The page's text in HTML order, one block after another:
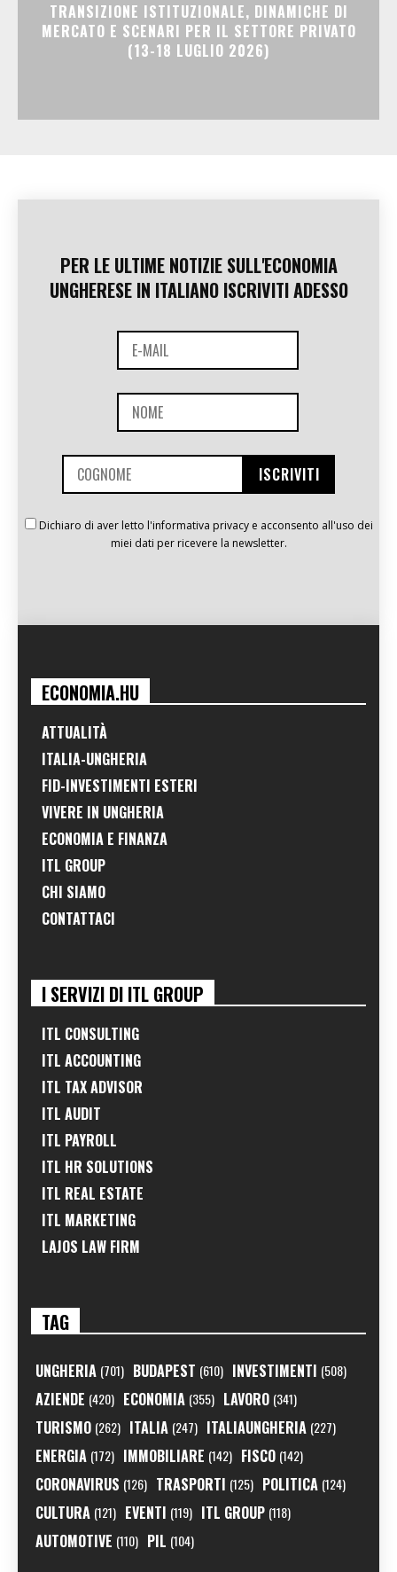
TRANSIZIONE ISTITUZIONALE, DINAMICHE DI
MERCATO E SCENARI PER IL SETTORE PRIVATO
(13-18 LUGLIO 2026)
PER LE ULTIME NOTIZIE SULL'ECONOMIA
UNGHERESE IN ITALIANO ISCRIVITI ADESSO
Dichiaro di aver letto l'informativa privacy e acconsento all'uso dei
miei dati per ricevere la newsletter.
ECONOMIA.HU
ATTUALITÀ
ITALIA-UNGHERIA
FID-INVESTIMENTI ESTERI
VIVERE IN UNGHERIA
ECONOMIA E FINANZA
ITL GROUP
CHI SIAMO
CONTATTACI
I SERVIZI DI ITL GROUP
ITL CONSULTING
ITL ACCOUNTING
ITL TAX ADVISOR
ITL AUDIT
ITL PAYROLL
ITL HR SOLUTIONS
ITL REAL ESTATE
ITL MARKETING
LAJOS LAW FIRM
TAG
UNGHERIA (701) BUDAPEST (610) INVESTIMENTI (508)
AZIENDE (420) ECONOMIA (355) LAVORO (341)
TURISMO (262) ITALIA (247) ITALIAUNGHERIA (227)
ENERGIA (172) IMMOBILIARE (142) FISCO (142)
CORONAVIRUS (126) TRASPORTI (125) POLITICA (124)
CULTURA (121) EVENTI (119) ITL GROUP (118)
AUTOMOTIVE (110) PIL (104)